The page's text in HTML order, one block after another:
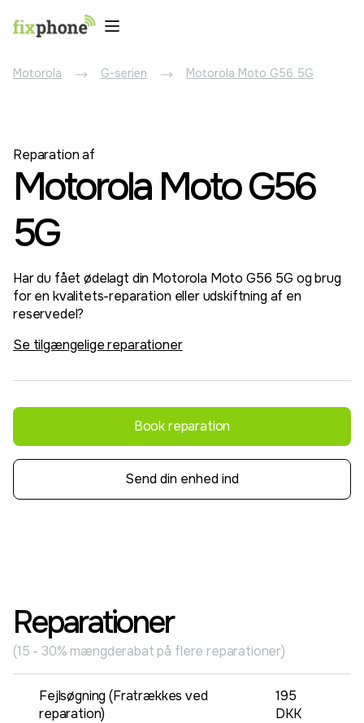
Motorola G-serien Motorola Moto G56 5G
Reparation af
Motorola Moto G56
5G
Har du fået ødelagt din Motorola Moto G56 5G og brug
for en kvalitets-reparation eller udskiftning af en
reservedel?
Se tilgængelige reparationer
Book reparation
Send din enhed ind
Reparationer
(15 - 30% mængderabat på flere reparationer)
Fejlsøgning (Fratrækkes ved
reparation)
195
DKK